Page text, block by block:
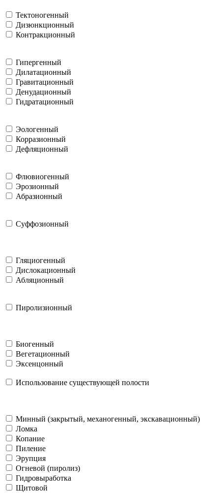
Тектоногенный
Дизюнкционный
Контракционный
Гипергенный
Дилатационный
Гравитационный
Денудационный
Гидратационный
Эологенный
Корразионный
Дефляционный
Флювиогенный
Эрозионный
Абразионный
Суффозионный
Гляциогенный
Дислокационный
Абляционный
Пиролизионный
Биогенный
Вегетационный
Эксенцонный
Использование существующей полости
Минный (закрытый, механогенный, экскавационный)
Ломка
Копание
Пиление
Эрупция
Огневой (пиролиз)
Гидровыработка
Щитовой